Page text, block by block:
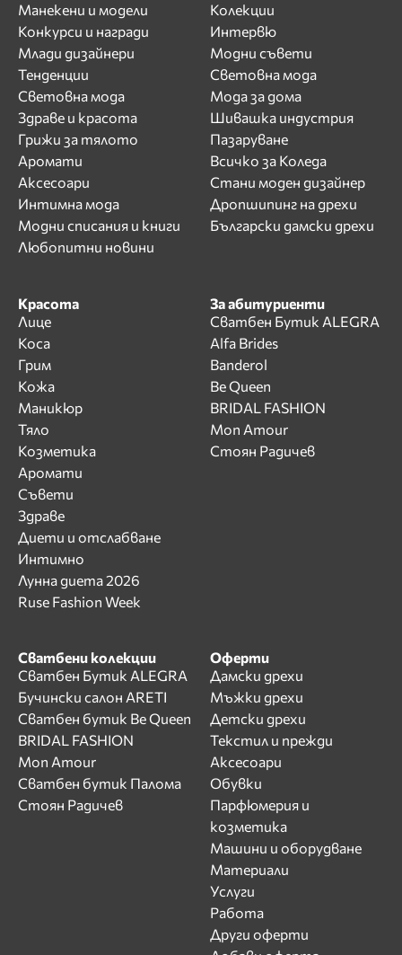
Манекени и модели
Конкурси и награди
Млади дизайнери
Тенденции
Световна мода
Здраве и красота
Грижи за тялото
Аромати
Аксесоари
Интимна мода
Модни списания и книги
Любопитни новини
Колекции
Интервю
Модни съвети
Световна мода
Мода за дома
Шивашка индустрия
Пазаруване
Всичко за Коледа
Стани моден дизайнер
Дропшипинг на дрехи
Български дамски дрехи
Красота
Лице
Коса
Грим
Кожа
Маникюр
Тяло
Козметика
Аромати
Съвети
Здраве
Диети и отслабване
Интимно
Лунна диета 2026
Ruse Fashion Week
За абитуриенти
Сватбен Бутик ALEGRA
Alfa Brides
Banderol
Be Queen
BRIDAL FASHION
Mon Amour
Стоян Радичев
Сватбени колекции
Сватбен Бутик ALEGRA
Бучински салон ARETI
Сватбен бутик Be Queen
BRIDAL FASHION
Mon Amour
Сватбен бутик Палома
Стоян Радичев
Оферти
Дамски дрехи
Мъжки дрехи
Детски дрехи
Текстил и прежди
Аксесоари
Обувки
Парфюмерия и
козметика
Машини и оборудване
Материали
Услуги
Работа
Други оферти